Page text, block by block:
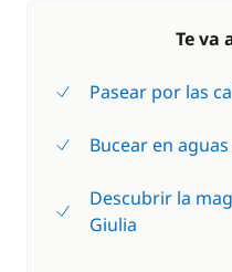
Te va
Pasear por las
Bucear en
Descubrir la
Giulia